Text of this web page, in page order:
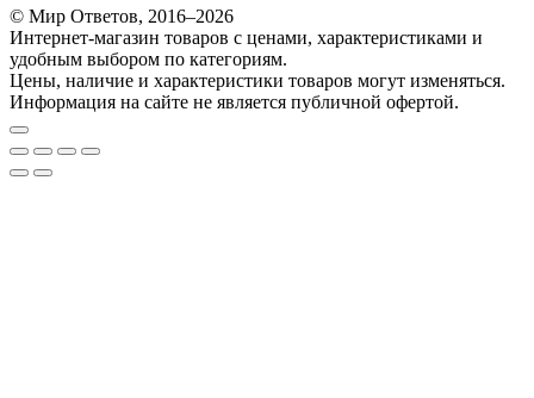
© Мир Ответов, 2016–2026
Интернет-магазин товаров с ценами, характеристиками и
удобным выбором по категориям.
Цены, наличие и характеристики товаров могут изменяться.
Информация на сайте не является публичной офертой.